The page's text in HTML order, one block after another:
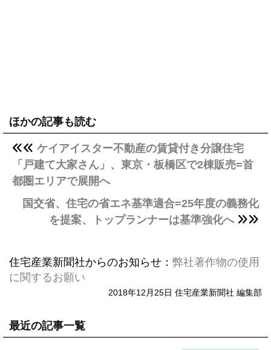
ほかの記事も読む
ケイアイスター不動産の賃貸付き分譲住宅
「戸建て大家さん」、東京・板橋区で2棟販売=首
都圏エリアで展開へ
国交省、住宅の省エネ基準適合=25年度の義務化
を提案、トップランナーは基準強化へ
住宅産業新聞社からのお知らせ： 弊社著作物の使用
に関するお願い
2018年12月25日 住宅産業新聞社 編集部
最近の記事一覧